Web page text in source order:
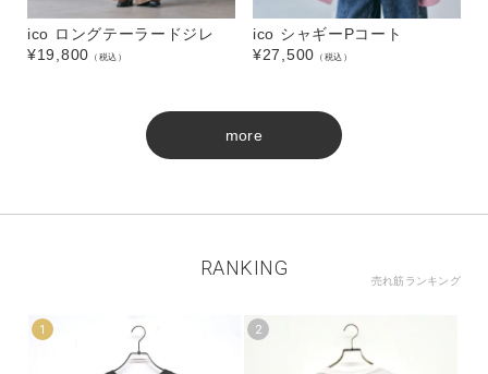
ico ロングテーラードジレ
¥19,800 （税込）
ico シャギーPコート
¥27,500 （税込）
more
RANKING
売れ筋ランキング
1 2